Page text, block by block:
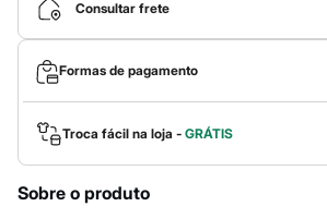
Calçados
Botas
Chinelos
Rasteirinhas
Sandálias
Tênis
Marcas
City
Clock House
Consultar frete
Formas de pagamento
Troca fácil na loja - GRÁTIS
Sobre o produto